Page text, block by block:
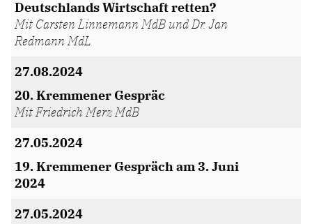
Deutschlands Wirtschaft retten?
Mit Carsten Linnemann MdB und Dr. Jan
Redmann MdL
27.08.2024
20. Kremmener Gespräc
Mit Friedrich Merz MdB
27.05.2024
19. Kremmener Gespräch am 3. Juni
2024
27.05.2024